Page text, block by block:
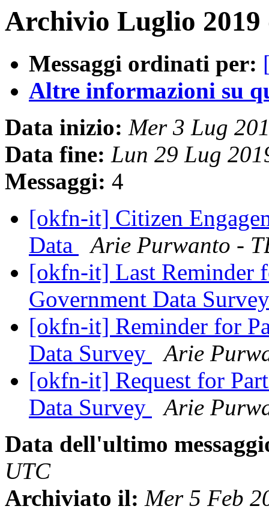
Archivio Luglio 2019
Messaggi ordinati per:
Altre informazioni su
Data inizio: Mer 3 Lug
Data fine: Lun 29 Lug
Messaggi: 4
[okfn-it] Citizen
Data
Arie Purwanto -
[okfn-it] Last Reminder
Government Data
[okfn-it] Reminder for
Data Survey
Arie
[okfn-it] Request for
Data Survey
Arie
Data dell'ultimo
UTC
Archiviato il: Mer 5 Feb